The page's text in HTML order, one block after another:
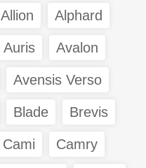
Allion Alphard
Auris Avalon
Avensis Verso
Blade Brevis
Cami Camry